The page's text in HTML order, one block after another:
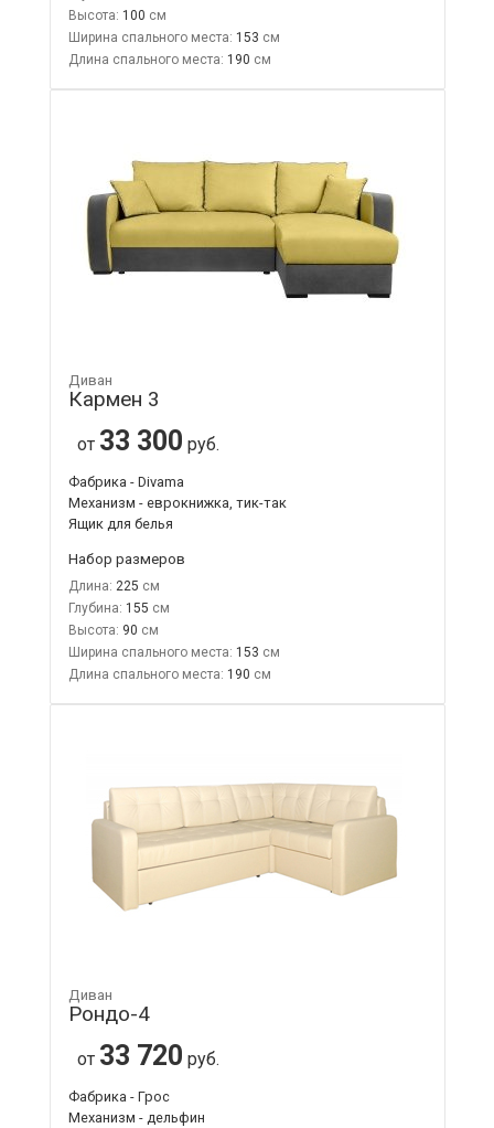
Высота: 100
Ширина спального места: 153
Длина спального места: 190
Диван
Кармен 3
от 33 300 руб.
Фабрика - Divama
Механизм - еврокнижка, тик-так
Ящик для белья
Набор размеров
Длина: 225
Глубина: 155
Высота: 90
Ширина спального места: 153
Длина спального места: 190
Диван
Рондо-4
от 33 720 руб.
Фабрика - Грос
Механизм - дельфин